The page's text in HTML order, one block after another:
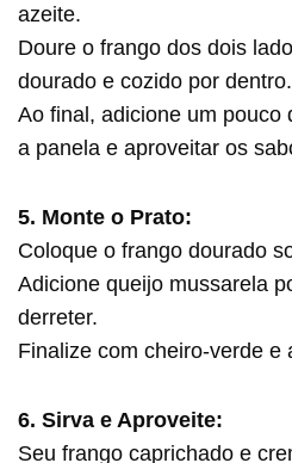
azeite.
Doure o frango dos dois
dourado e cozido por dentro.
Ao final, adicione um pouco
a panela e aproveitar os
5. Monte o Prato:
Coloque o frango dourado
Adicione queijo mussarela
derreter.
Finalize com cheiro-verde e
6. Sirva e Aproveite:
Seu frango caprichado e